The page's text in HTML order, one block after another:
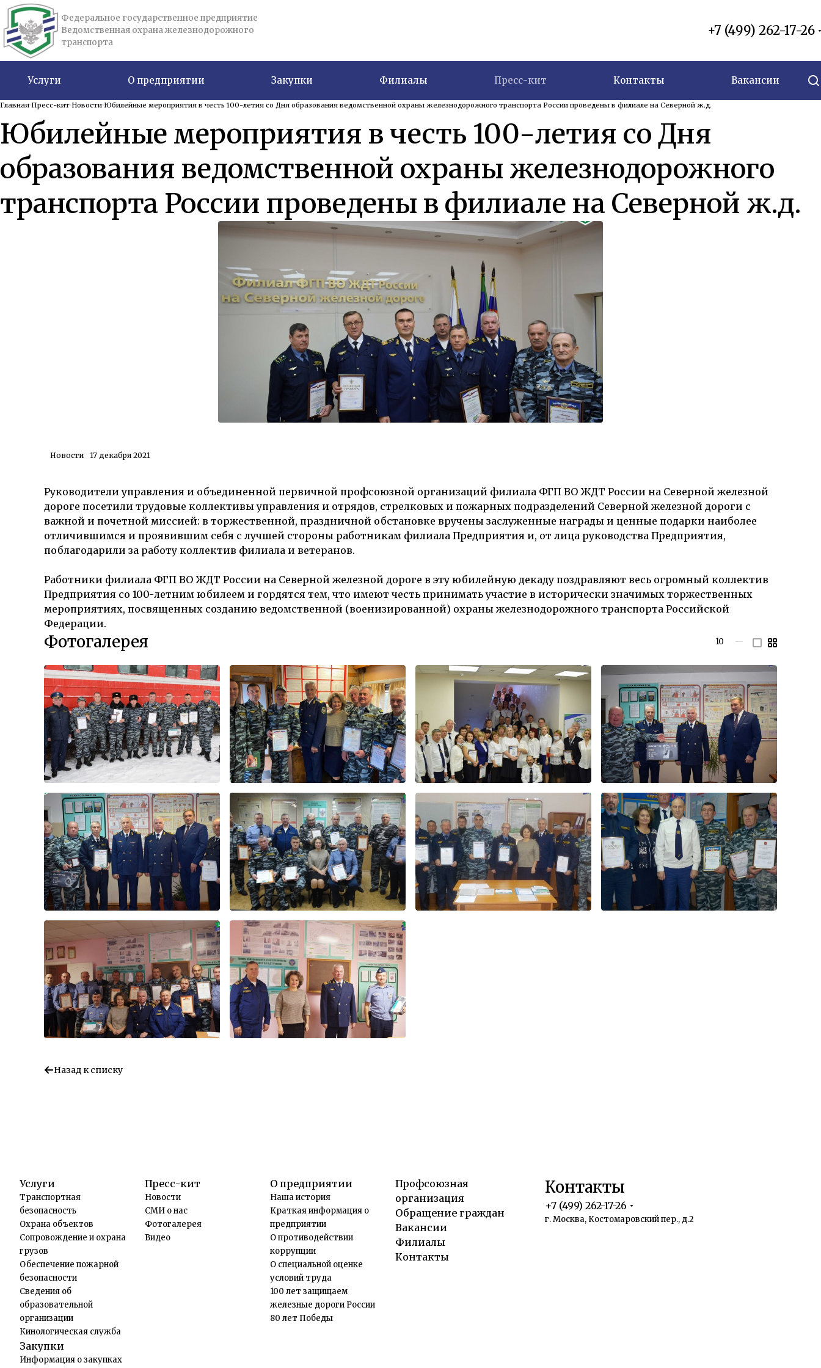
Федеральное государственное предприятие
Ведомственная охрана железнодорожного
транспорта
+7 (499) 262-17-26
Услуги О предприятии Закупки Филиалы Пресс-кит Контакты Вакансии
Главная Пресс-кит Новости Юбилейные мероприятия в честь 100-летия со Дня образования ведомственной охраны железнодорожного транспорта России проведены в филиале на Северной ж.д.
Юбилейные мероприятия в честь 100-летия со Дня
образования ведомственной охраны железнодорожного
транспорта России проведены в филиале на Северной ж.д.
Новости 17 декабря 2021
Руководители управления и объединенной первичной профсоюзной организаций филиала ФГП ВО ЖДТ России на Северной железной
дороге посетили трудовые коллективы управления и отрядов, стрелковых и пожарных подразделений Северной железной дороги с
важной и почетной миссией: в торжественной, праздничной обстановке вручены заслуженные награды и ценные подарки наиболее
отличившимся и проявившим себя с лучшей стороны работникам филиала Предприятия и, от лица руководства Предприятия,
поблагодарили за работу коллектив филиала и ветеранов.
Работники филиала ФГП ВО ЖДТ России на Северной железной дороге в эту юбилейную декаду поздравляют весь огромный коллектив
Предприятия со 100-летним юбилеем и гордятся тем, что имеют честь принимать участие в исторически значимых торжественных
мероприятиях, посвященных созданию ведомственной (военизированной) охраны железнодорожного транспорта Российской
Федерации.
Фотогалерея 10 —
Назад к списку
Услуги
Транспортная
безопасность
Охрана объектов
Сопровождение и охрана
грузов
Обеспечение пожарной
безопасности
Сведения об
образовательной
организации
Кинологическая служба
Закупки
Информация о закупках
Пресс-кит
Новости
СМИ о нас
Фотогалерея
Видео
О предприятии
Наша история
Краткая информация о
предприятии
О противодействии
коррупции
О специальной оценке
условий труда
100 лет защищаем
железные дороги России
80 лет Победы
Профсоюзная
организация
Обращение граждан
Вакансии
Филиалы
Контакты
Контакты
+7 (499) 262-17-26
г. Москва, Костомаровский пер., д.2